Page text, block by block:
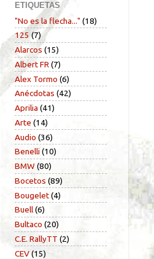
ETIQUETAS
"No es la flecha..." (18)
125 (7)
Alarcos (15)
Albert FR (7)
Alex Tormo (6)
Anécdotas (42)
Aprilia (41)
Arte (14)
Audio (36)
Benelli (10)
BMW (80)
Bocetos (89)
Bougelet(4)
Buell(6)
Bultaco (20)
C.E. RallyTT (2)
CEV(15)